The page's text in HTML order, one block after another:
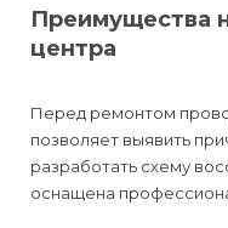
Преимущества
центра
Перед ремонтом
позволяет выявить
разработать схему
оснащена